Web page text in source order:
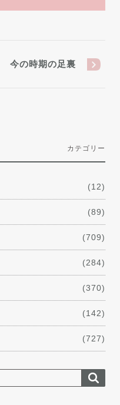
今の時期の足裏
カテゴリー
(12)
(89)
(709)
(284)
(370)
(142)
(727)